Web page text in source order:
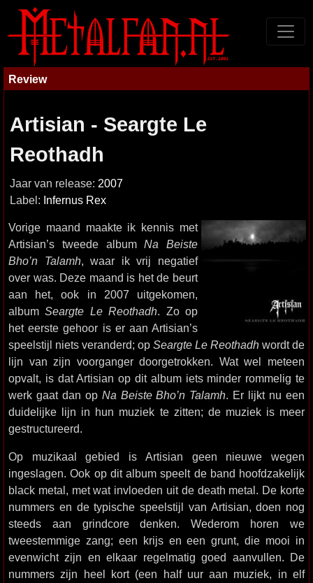
Review
Artisian - Seargte Le
Reothadh
Jaar van release: 2007
Label: Infernus Rex
Vorige maand maakte ik kennis met
Artisian’s tweede albumNa Beiste
Bho’n Talamh, waar ik vrij negatief
over was. Deze maand is het de beurt
aan het, ook in 2007 uitgekomen,
albumSeargte Le Reothadh. Zo op
het eerste gehoor is er aan Artisian’s
speelstijl niets veranderd; op Seargte Le Reothadh wordt de
lijn van zijn voorganger doorgetrokken. Wat wel meteen
opvalt, is dat Artisian op dit album iets minder rommelig te
werk gaat dan op Na Beiste Bho’n Talamh. Er lijkt nu een
duidelijke lijn in hun muziek te zitten; de muziek is meer
gestructureerd.
Op muzikaal gebied is Artisian geen nieuwe wegen
ingeslagen. Ook op dit album speelt de band hoofdzakelijk
black metal, met wat invloeden uit de death metal. De korte
nummers en de typische speelstijl van Artisian, doen nog
steeds aan grindcore denken. Wederom horen we
tweestemmige zang; een krijs en een grunt, die mooi in
evenwicht zijn en elkaar regelmatig goed aanvullen. De
nummers zijn heel kort (een half uur aan muziek, in elf